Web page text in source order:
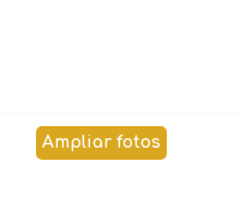
Ampliar fotos